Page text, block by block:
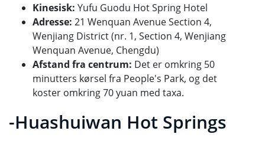
Kinesisk: Yufu Guodu Hot Spring Hotel
Adresse: 21 Wenquan Avenue Section 4,
Wenjiang District (nr. 1, Section 4, Wenjiang
Wenquan Avenue, Chengdu)
Afstand fra centrum: Det er omkring 50
minutters kørsel fra People's Park, og det
koster omkring 70 yuan med taxa.
-Huashuiwan Hot Springs